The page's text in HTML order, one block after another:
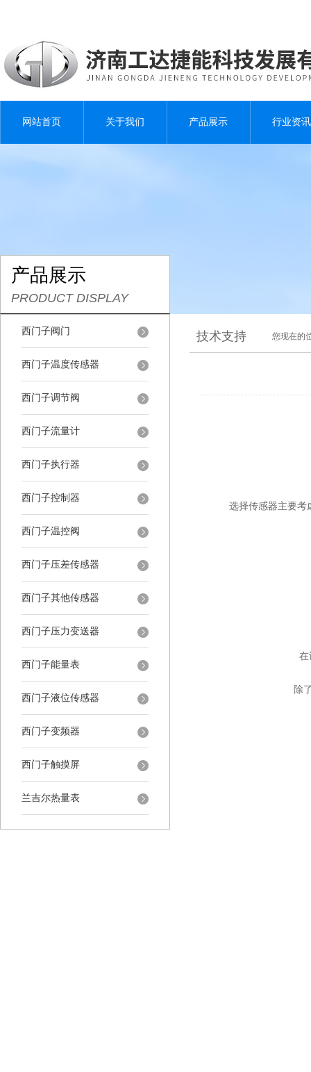
网站首页 关于我们 产品展示 行业资讯
产品展示
PRODUCT DISPLAY
西门子阀门
西门子温度传感器
西门子调节阀
西门子流量计
西门子执行器
西门子控制器
西门子温控阀
西门子压差传感器
西门子其他传感器
西门子压力变送器
西门子能量表
西门子液位传感器
西门子变频器
西门子触摸屏
兰吉尔热量表
技术支持 您现在的
选择传感器主要考
在
除